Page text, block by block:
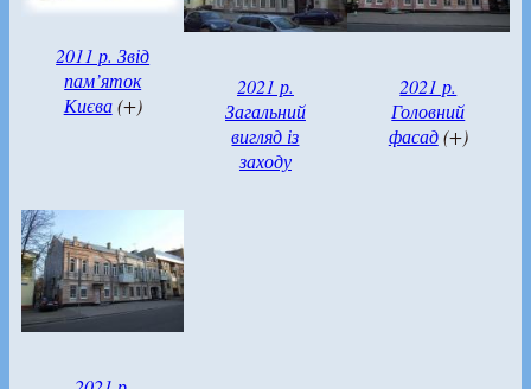
2011 р. Звід
пам’яток
Києва(+)
2021 р.
Загальний
вигляд із
заходу
2021 р.
Головний
фасад(+)